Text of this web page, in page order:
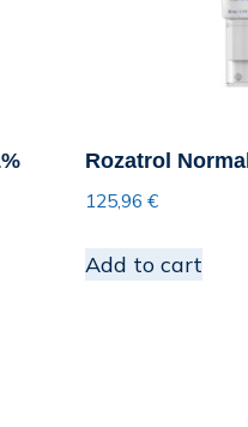
Rozatrol
125,96 €
Add to cart